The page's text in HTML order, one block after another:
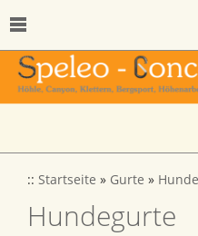
:: Startseite » Gurte »
Hundegurte